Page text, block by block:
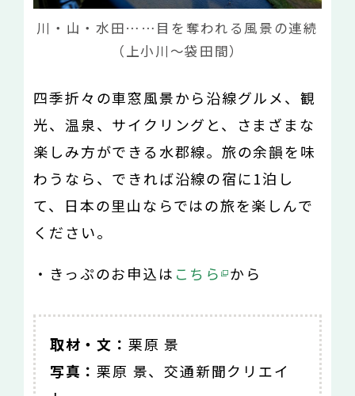
川・山・水田……目を奪われる風景の連続
（上小川〜袋田間）
四季折々の車窓風景から沿線グルメ、観
光、温泉、サイクリングと、さまざまな
楽しみ方ができる水郡線。旅の余韻を味
わうなら、できれば沿線の宿に1泊し
て、日本の里山ならではの旅を楽しんで
ください。
・きっぷのお申込は こちら から
取材・文： 栗原 景
写真：栗原 景、交通新聞クリエイ